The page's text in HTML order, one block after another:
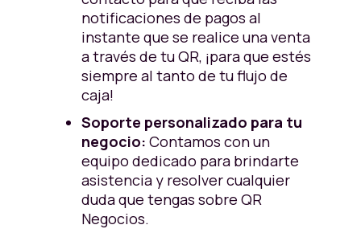
notificaciones de pagos al
instante que se realice una venta
a través de tu QR, ¡para que estés
siempre al tanto de tu flujo de
caja!
Soporte personalizado para tu
negocio: Contamos con un
equipo dedicado para brindarte
asistencia y resolver cualquier
duda que tengas sobre QR
Negocios.